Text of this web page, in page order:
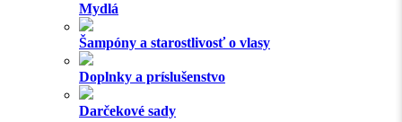
Mydlá
Šampóny a starostlivosť o vlasy
Doplnky a príslušenstvo
Darčekové sady